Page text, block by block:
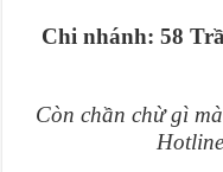
Chi nhánh: 58
Còn chần chừ gì